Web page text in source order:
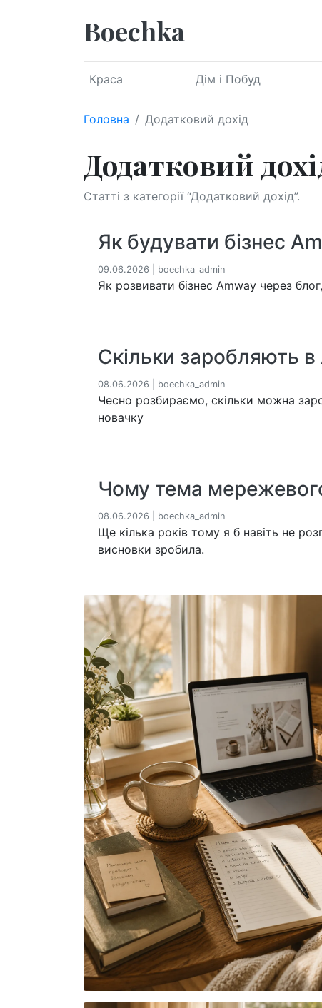
Boechka
Краса Дім і Побуд
Головна Додатковий дохід
Додатковий
Статті з категорії “Додатковий дохід”.
Як будувати бізнес
09.06.2026 | boechka_admin
Як розвивати бізнес Amway через
Скільки заробляють
08.06.2026 | boechka_admin
Чесно розбираємо, скільки можна
новачку
Чому тема
08.06.2026 | boechka_admin
Ще кілька років тому я б навіть не
висновки зробила.